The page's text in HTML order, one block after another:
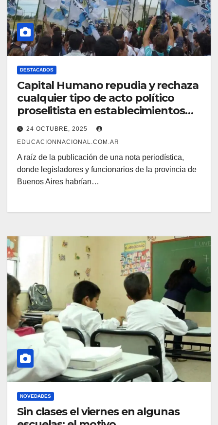
DESTACADOS
Capital Humano repudia y rechaza
cualquier tipo de acto político
proselitista en establecimientos
educativos
24 OCTUBRE, 2025
EDUCACIONNACIONAL.COM.AR
A raíz de la publicación de una nota periodística,
donde legisladores y funcionarios de la provincia de
Buenos Aires habrían…
NOVEDADES
Sin clases el viernes en algunas